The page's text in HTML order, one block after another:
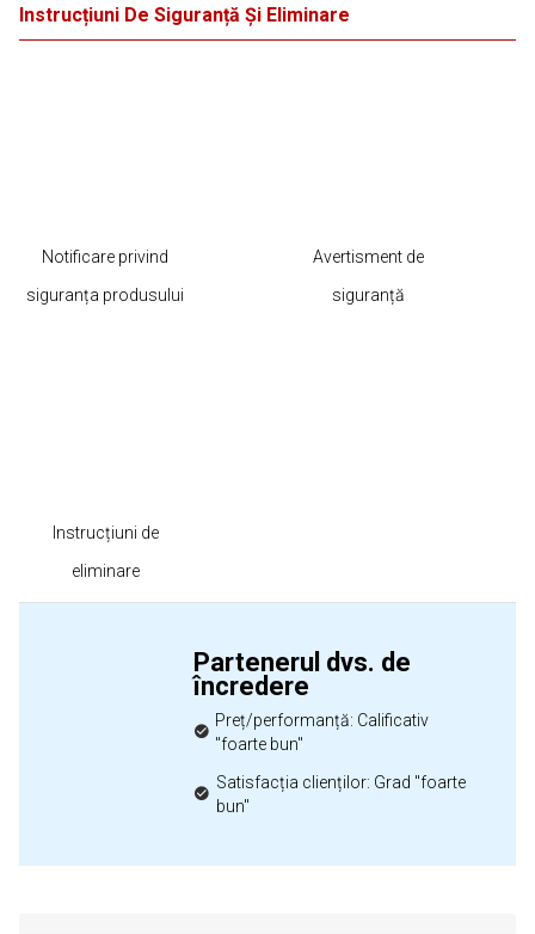
Instrucțiuni De Siguranță Și Eliminare
Notificare privind
siguranța produsului
Avertisment de
siguranță
Instrucțiuni de
eliminare
Partenerul dvs. de
încredere
Preț/performanță: Calificativ
"foarte bun"
Satisfacția clienților: Grad "foarte
bun"